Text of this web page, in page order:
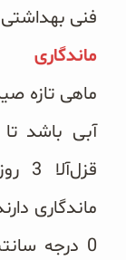
فنی بهداشتی
ماندگاری
ماهی تازه
0 درجه